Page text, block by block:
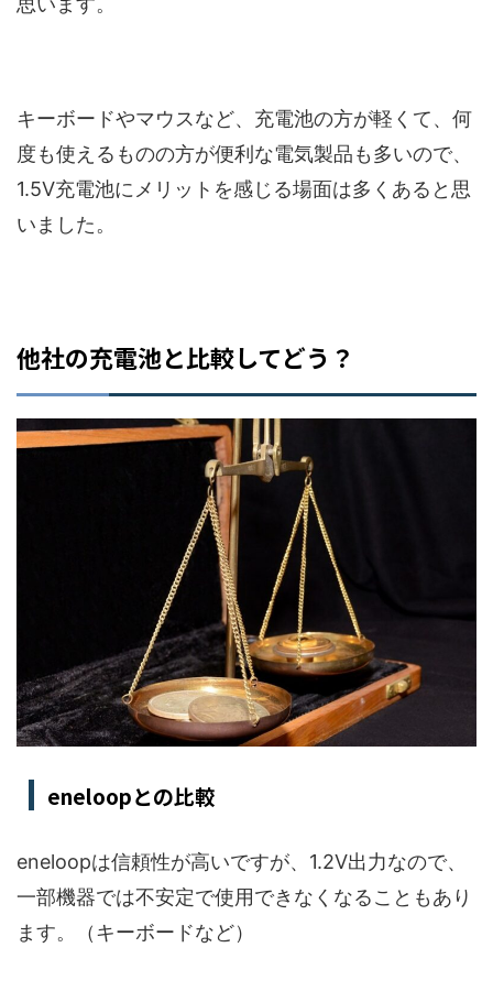
キーボードやマウスなど、充電池の方が軽くて、何
度も使えるものの方が便利な電気製品も多いので、
1.5V充電池にメリットを感じる場面は多くあると思
いました。
他社の充電池と比較してどう？
eneloopとの比較
eneloopは信頼性が高いですが、1.2V出力なので、
一部機器では不安定で使用できなくなることもあり
ます。（キーボードなど）